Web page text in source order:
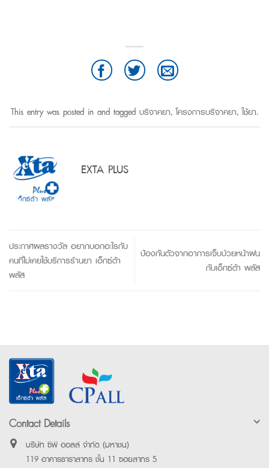
This entry was posted in and tagged บริจาคยา,โครงการบริจาคยา,ใช้ยา.
EXTA PLUS
ประกาศผลรางวัล อยากบอกอะไรกับ
คนที่ไม่เคยใช้บริการร้านยา เอ็กซ์ต้า
พลัส
ป้องกันตัวจากอาการเจ็บป่วยหน้าฝน
กับเอ็กซ์ต้า พลัส
Contact Details
บริษัท ซีพี ออลล์ จำกัด (มหาชน)
119 อาคารธาราสาทร ชั้น 11 ซอยสาทร 5